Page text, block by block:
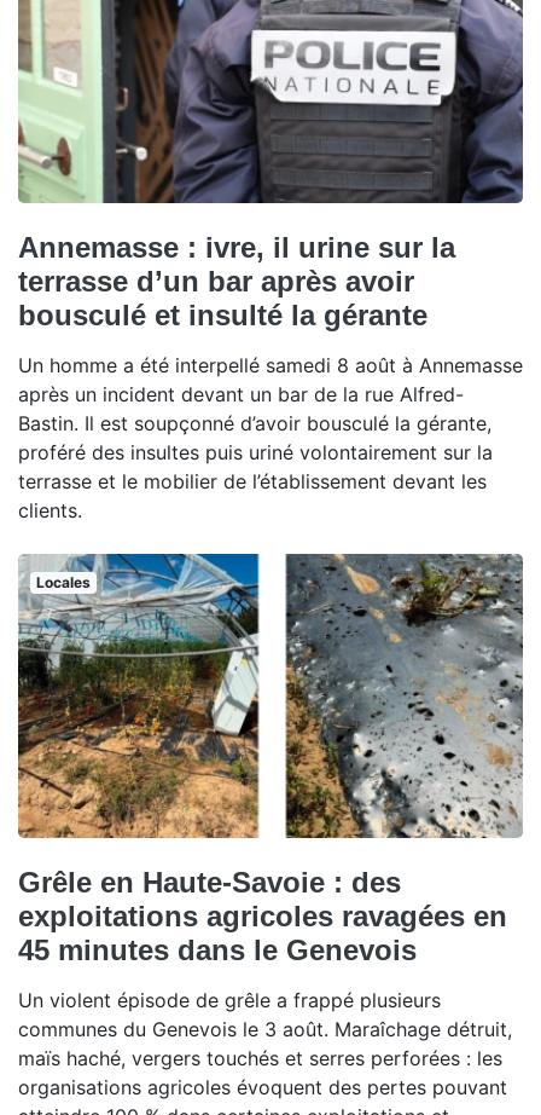
Annemasse : ivre, il urine sur la
terrasse d’un bar après avoir
bousculé et insulté la gérante
Un homme a été interpellé samedi 8 août à Annemasse
après un incident devant un bar de la rue Alfred-
Bastin. Il est soupçonné d’avoir bousculé la gérante,
proféré des insultes puis uriné volontairement sur la
terrasse et le mobilier de l’établissement devant les
clients.
Locales
Grêle en Haute-Savoie : des
exploitations agricoles ravagées en
45 minutes dans le Genevois
Un violent épisode de grêle a frappé plusieurs
communes du Genevois le 3 août. Maraîchage détruit,
maïs haché, vergers touchés et serres perforées : les
organisations agricoles évoquent des pertes pouvant